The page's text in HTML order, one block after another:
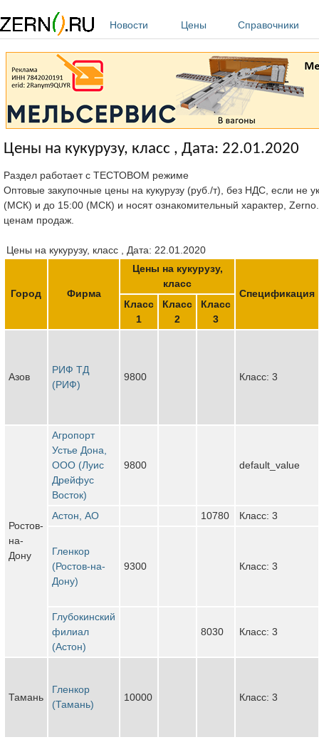
Новости
Цены Справочники
Цены на кукурузу, класс , Дата: 22.01.2020
Раздел работает с ТЕСТОВОМ режиме
Оптовые закупочные цены на кукурузу (руб./т), без НДС, если не
(МСК) и до 15:00 (МСК) и носят ознакомительный характер,
ценам продаж.
Цены на кукурузу, класс , Дата: 22.01.2020
Город Фирма
Цены на кукурузу,
класс
Спецификация
Класс
1
Класс
2
Класс
3
Азов
РИФ ТД
(РИФ)
9800 Класс: 3
Ростов-
на-
Дону
Агропорт
Устье Дона,
ООО (Луис
Дрейфус
Восток)
9800 default_value
Астон, АО 10780 Класс: 3
Гленкор
(Ростов-на-
Дону)
9300 Класс: 3
Глубокинский
филиал
(Астон)
8030 Класс: 3
Тамань
Гленкор
(Тамань)
10000 Класс: 3